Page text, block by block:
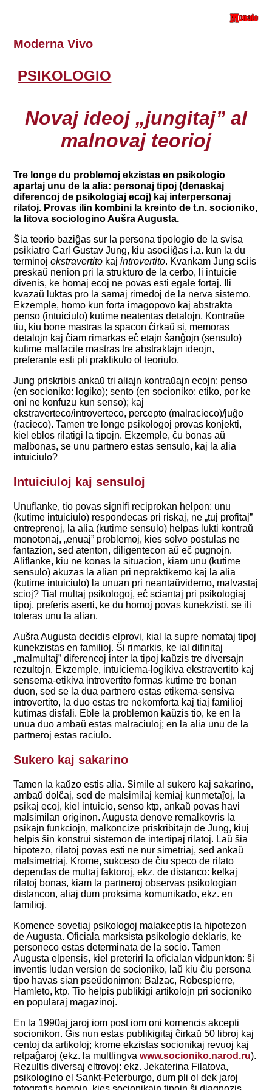
Moderna Vivo
PSIKOLOGIO
Novaj ideoj „jungitaj” al
malnovaj teorioj
Tre longe du problemoj ekzistas en psikologio
apartaj unu de la alia: personaj tipoj (denaskaj
diferencoj de psikologiaj ecoj) kaj interpersonaj
rilatoj. Provas ilin kombini la kreinto de t.n. socioniko,
la litova sociologino Aušra Augusta.
Ŝia teorio baziĝas sur la persona tipologio de la svisa
psikiatro Carl Gustav Jung, kiu asociiĝas i.a. kun la du
terminojekstravertito kajintrovertito. Kvankam Jung sciis
preskaŭ nenion pri la strukturo de la cerbo, li intuicie
divenis, ke homaj ecoj ne povas esti egale fortaj. Ili
kvazaŭ luktas pro la samaj rimedoj de la nerva sistemo.
Ekzemple, homo kun forta imagopovo kaj abstrakta
penso (intuiciulo) kutime neatentas detalojn. Kontraŭe
tiu, kiu bone mastras la spacon ĉirkaŭ si, memoras
detalojn kaj ĉiam rimarkas eĉ etajn ŝanĝojn (sensulo)
kutime malfacile mastras tre abstraktajn ideojn,
preferante esti pli praktikulo ol teoriulo.
Jung priskribis ankaŭ tri aliajn kontraŭajn ecojn: penso
(en socioniko: logiko); sento (en socioniko: etiko, por ke
oni ne konfuzu kun senso); kaj
ekstraverteco/introverteco, percepto (malracieco)/juĝo
(racieco). Tamen tre longe psikologoj provas konjekti,
kiel eblos rilatigi la tipojn. Ekzemple, ĉu bonas aŭ
malbonas, se unu partnero estas sensulo, kaj la alia
intuiciulo?
Intuiciuloj kaj sensuloj
Unuflanke, tio povas signifi reciprokan helpon: unu
(kutime intuiciulo) respondecas pri riskaj, ne „tuj profitaj”
entreprenoj, la alia (kutime sensulo) helpas lukti kontraŭ
monotonaj, „enuaj” problemoj, kies solvo postulas ne
fantazion, sed atenton, diligentecon aŭ eĉ pugnojn.
Aliflanke, kiu ne konas la situacion, kiam unu (kutime
sensulo) akuzas la alian pri nepraktikemo kaj la alia
(kutime intuiciulo) la unuan pri neantaŭvidemo, malvastaj
scioj? Tial multaj psikologoj, eĉ sciantaj pri psikologiaj
tipoj, preferis aserti, ke du homoj povas kunekzisti, se ili
toleras unu la alian.
Aušra Augusta decidis elprovi, kial la supre nomataj tipoj
kunekzistas en familioj. Ŝi rimarkis, ke ial difinitaj
„malmultaj” diferencoj inter la tipoj kaŭzis tre diversajn
rezultojn. Ekzemple, intuiciema-logikiva ekstravertito kaj
sensema-etikiva introvertito formas kutime tre bonan
duon, sed se la dua partnero estas etikema-sensiva
introvertito, la duo estas tre nekomforta kaj tiaj familioj
kutimas disfali. Eble la problemon kaŭzis tio, ke en la
unua duo ambaŭ estas malraciuloj; en la alia unu de la
partneroj estas raciulo.
Sukero kaj sakarino
Tamen la kaŭzo estis alia. Simile al sukero kaj sakarino,
ambaŭ dolĉaj, sed de malsimilaj kemiaj kunmetaĵoj, la
psikaj ecoj, kiel intuicio, senso ktp, ankaŭ povas havi
malsimilan originon. Augusta denove remalkovris la
psikajn funkciojn, malkoncize priskribitajn de Jung, kiuj
helpis ŝin konstrui sistemon de intertipaj rilatoj. Laŭ ŝia
hipotezo, rilatoj povas esti ne nur simetriaj, sed ankaŭ
malsimetriaj. Krome, sukceso de ĉiu speco de rilato
dependas de multaj faktoroj, ekz. de distanco: kelkaj
rilatoj bonas, kiam la partneroj observas psikologian
distancon, aliaj dum proksima komunikado, ekz. en
familioj.
Komence sovetiaj psikologoj malakceptis la hipotezon
de Augusta. Oficiala marksista psikologio deklaris, ke
personeco estas determinata de la socio. Tamen
Augusta elpensis, kiel preteriri la oficialan vidpunkton: ŝi
inventis ludan version de socioniko, laŭ kiu ĉiu persona
tipo havas sian pseŭdonimon: Balzac, Robespierre,
Hamleto, ktp. Tio helpis publikigi artikolojn pri socioniko
en popularaj magazinoj.
En la 1990aj jaroj iom post iom oni komencis akcepti
socionikon. Ĝis nun estas publikigitaj ĉirkaŭ 50 libroj kaj
centoj da artikoloj; krome ekzistas socionikaj revuoj kaj
retpaĝaroj (ekz. la multlingvawww.socioniko.narod.ru).
Rezultis diversaj eltrovoj: ekz. Jekaterina Filatova,
psikologino el Sankt-Peterburgo, dum pli ol dek jaroj